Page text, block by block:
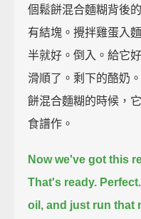
個鬆餅混合麵糊背後
有結塊。攪拌雞蛋入
半就好。倒入。給它
滑順了。剩下的酪奶
餅混合麵糊的時候，
食譜作。
Now we've got this
That's ready. Perfect.
oil, and just run that